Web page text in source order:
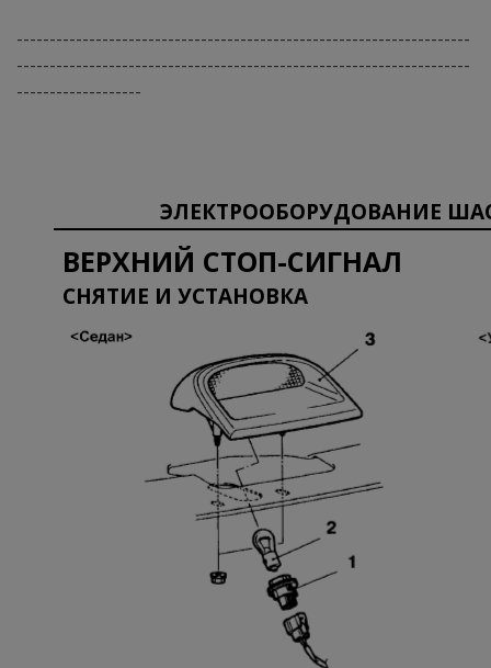
---------------------------------------------------------------------
---------------------------------------------------------------------
-------------------
ЭЛЕКТРООБОРУДОВАНИЕ
ВЕРХНИЙ СТОП-СИГНАЛ
СНЯТИЕ И УСТАНОВКА